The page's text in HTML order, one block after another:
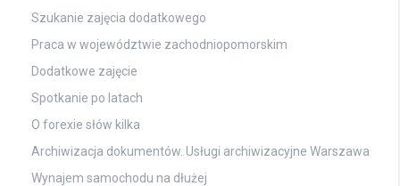
Szukanie zajęcia dodatkowego
Praca w województwie zachodniopomorskim
Dodatkowe zajęcie
Spotkanie po latach
O forexie słów kilka
Archiwizacja dokumentów. Usługi archiwizacyjne Warszawa
Wynajem samochodu na dłużej